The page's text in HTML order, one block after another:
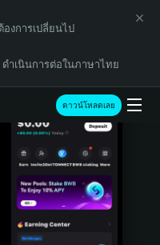
งการเปลี่ยนไป
ดำเนินการต่อในภาษาไทย
ดาวน์โหลดเลย